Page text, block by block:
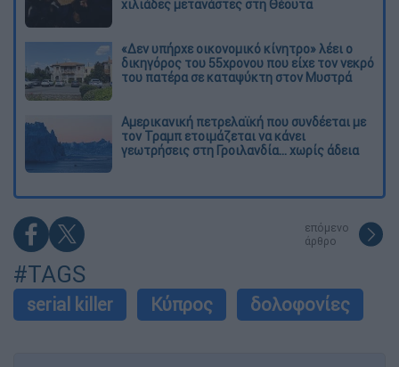
χιλιάδες μετανάστες στη Θέουτα
«Δεν υπήρχε οικονομικό κίνητρο» λέει ο
δικηγόρος του 55χρονου που είχε τον νεκρό
του πατέρα σε καταψύκτη στον Μυστρά
Αμερικανική πετρελαϊκή που συνδέεται με
τον Τραμπ ετοιμάζεται να κάνει
γεωτρήσεις στη Γροιλανδία... χωρίς άδεια
επόμενο
άρθρο
#TAGS
serial killer Κύπρος δολοφονίες